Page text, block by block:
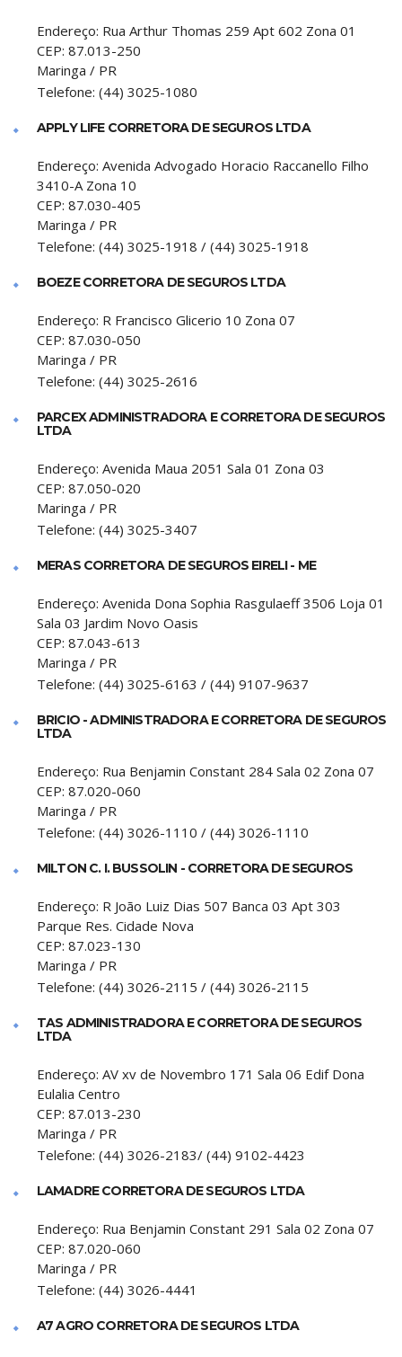
Endereço: Rua Arthur Thomas 259 Apt 602 Zona 01
CEP: 87.013-250
Maringa / PR
Telefone: (44) 3025-1080
APPLY LIFE CORRETORA DE SEGUROS LTDA
Endereço: Avenida Advogado Horacio Raccanello Filho
3410-A Zona 10
CEP: 87.030-405
Maringa / PR
Telefone: (44) 3025-1918 / (44) 3025-1918
BOEZE CORRETORA DE SEGUROS LTDA
Endereço: R Francisco Glicerio 10 Zona 07
CEP: 87.030-050
Maringa / PR
Telefone: (44) 3025-2616
PARCEX ADMINISTRADORA E CORRETORA DE SEGUROS
LTDA
Endereço: Avenida Maua 2051 Sala 01 Zona 03
CEP: 87.050-020
Maringa / PR
Telefone: (44) 3025-3407
MERAS CORRETORA DE SEGUROS EIRELI - ME
Endereço: Avenida Dona Sophia Rasgulaeff 3506 Loja 01
Sala 03 Jardim Novo Oasis
CEP: 87.043-613
Maringa / PR
Telefone: (44) 3025-6163 / (44) 9107-9637
BRICIO - ADMINISTRADORA E CORRETORA DE SEGUROS
LTDA
Endereço: Rua Benjamin Constant 284 Sala 02 Zona 07
CEP: 87.020-060
Maringa / PR
Telefone: (44) 3026-1110 / (44) 3026-1110
MILTON C. I. BUSSOLIN - CORRETORA DE SEGUROS
Endereço: R João Luiz Dias 507 Banca 03 Apt 303
Parque Res. Cidade Nova
CEP: 87.023-130
Maringa / PR
Telefone: (44) 3026-2115 / (44) 3026-2115
TAS ADMINISTRADORA E CORRETORA DE SEGUROS
LTDA
Endereço: AV xv de Novembro 171 Sala 06 Edif Dona
Eulalia Centro
CEP: 87.013-230
Maringa / PR
Telefone: (44) 3026-2183/ (44) 9102-4423
LAMADRE CORRETORA DE SEGUROS LTDA
Endereço: Rua Benjamin Constant 291 Sala 02 Zona 07
CEP: 87.020-060
Maringa / PR
Telefone: (44) 3026-4441
A7 AGRO CORRETORA DE SEGUROS LTDA